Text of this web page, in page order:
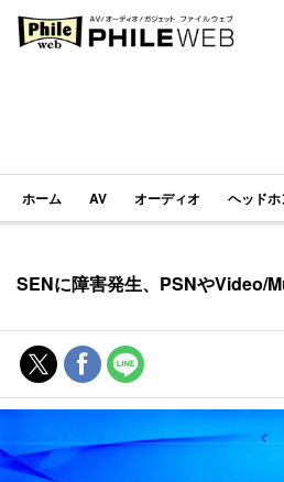
PHILE WEB｜AV/オーディオ/ガ
ホーム AV オーディオ ヘッドホ
SENに障害発生、PSNやVideo/